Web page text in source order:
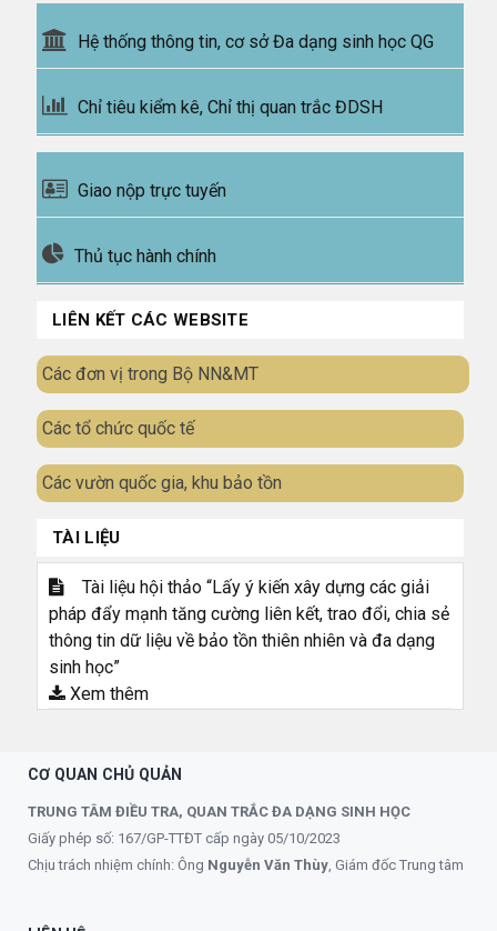
Hệ thống thông tin, cơ sở Đa dạng sinh học QG
Chỉ tiêu kiểm kê, Chỉ thị quan trắc ĐDSH
Giao nộp trực tuyến
Thủ tục hành chính
LIÊN KẾT CÁC WEBSITE
Các đơn vị trong Bộ NN&MT
Các tổ chức quốc tế
Các vườn quốc gia, khu bảo tồn
TÀI LIỆU
Tài liệu hội thảo “Lấy ý kiến xây dựng các giải
pháp đẩy mạnh tăng cường liên kết, trao đổi, chia sẻ
thông tin dữ liệu về bảo tồn thiên nhiên và đa dạng
sinh học”
Xem thêm
CƠ QUAN CHỦ QUẢN
TRUNG TÂM ĐIỀU TRA, QUAN TRẮC ĐA DẠNG SINH HỌC
Giấy phép số: 167/GP-TTĐT cấp ngày 05/10/2023
Chịu trách nhiệm chính: Ông Nguyễn Văn Thùy, Giám đốc Trung tâm